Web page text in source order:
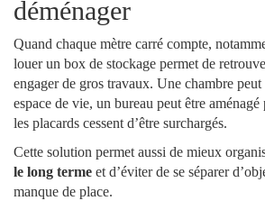
déménager
Quand chaque mètre carré compte,
louer un box de stockage permet de
engager de gros travaux. Une chambre
espace de vie, un bureau peut être
les placards cessent d’être surchargés.
Cette solution permet aussi de mieux
le long terme et d’éviter de se séparer
manque de place.